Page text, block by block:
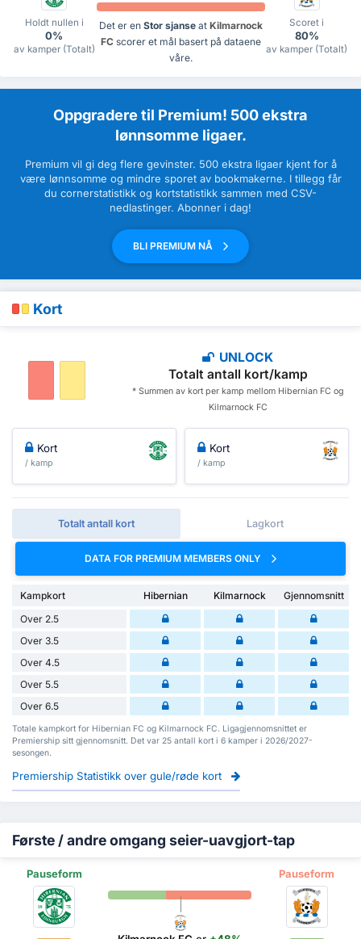
Holdt nullen i
0%
av kamper (Totalt)
Det er en Stor sjanseat Kilmarnock
FCscorer et mål basert på dataene
våre.
Scoret i
80%
av kamper (Totalt)
Oppgradere til Premium! 500 ekstra
lønnsomme ligaer.
Premium vil gi deg flere gevinster. 500 ekstra ligaer kjent for å
være lønnsomme og mindre sporet av bookmakerne. I tillegg får
du cornerstatistikk og kortstatistikk sammen med CSV-
nedlastinger. Abonner i dag!
BLI PREMIUM NÅ
Kort
UNLOCK
Totalt antall kort/kamp
* Summen av kort per kamp mellom Hibernian FC og
Kilmarnock FC
Kort
/ kamp
Kort
/ kamp
Totalt antall kort Lagkort
DATA FOR PREMIUM MEMBERS ONLY
Kampkort Hibernian Kilmarnock
Gjennomsnitt
Over 2.5
Over 3.5
Over 4.5
Over 5.5
Over 6.5
Totale kampkort for Hibernian FC og Kilmarnock FC. Ligagjennomsnittet er
Premiership sitt gjennomsnitt. Det var 25 antall kort i 6 kamper i 2026/2027-
sesongen.
Premiership Statistikk over gule/røde kort
Første / andre omgang seier-uavgjort-tap
Pauseform Pauseform